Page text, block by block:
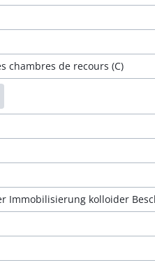
chambres de recours (C)
Immobilisierung kolloider